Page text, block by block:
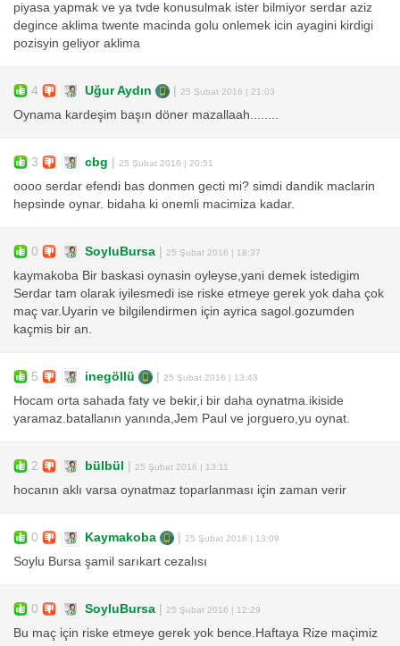
piyasa yapmak ve ya tvde konusulmak ister bilmiyor serdar aziz
degince aklima twente macinda golu onlemek icin ayagini kirdigi
pozisyin geliyor aklima
4 Uğur Aydın 25 Şubat 2016 | 21:03
Oynama kardeşim başın döner mazallaah........
3 cbg 25 Şubat 2016 | 20:51
oooo serdar efendi bas donmen gecti mi? simdi dandik maclarin
hepsinde oynar. bidaha ki onemli macimiza kadar.
0 SoyluBursa 25 Şubat 2016 | 18:37
kaymakoba Bir baskasi oynasin oyleyse,yani demek istedigim
Serdar tam olarak iyilesmedi ise riske etmeye gerek yok daha çok
maç var.Uyarin ve bilgilendirmen için ayrica sagol.gozumden
kaçmis bir an.
5 inegöllü 25 Şubat 2016 | 13:43
Hocam orta sahada faty ve bekir,i bir daha oynatma.ikiside
yaramaz.batallanın yanında,Jem Paul ve jorguero,yu oynat.
2 bülbül 25 Şubat 2016 | 13:11
hocanın aklı varsa oynatmaz toparlanması için zaman verir
0 Kaymakoba 25 Şubat 2016 | 13:09
Soylu Bursa şamil sarıkart cezalısı
0 SoyluBursa 25 Şubat 2016 | 12:29
Bu maç için riske etmeye gerek yok bence.Haftaya Rize maçimiz